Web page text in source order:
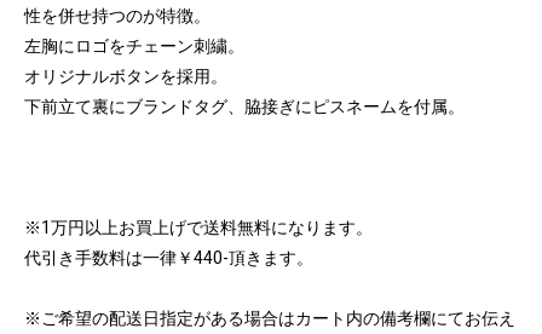
性を併せ持つのが特徴。
左胸にロゴをチェーン刺繍。
オリジナルボタンを採用。
下前立て裏にブランドタグ、脇接ぎにピスネームを付属。
※1万円以上お買上げで送料無料になります。
代引き手数料は一律￥440-頂きます。
※ご希望の配送日指定がある場合はカート内の備考欄にてお伝え